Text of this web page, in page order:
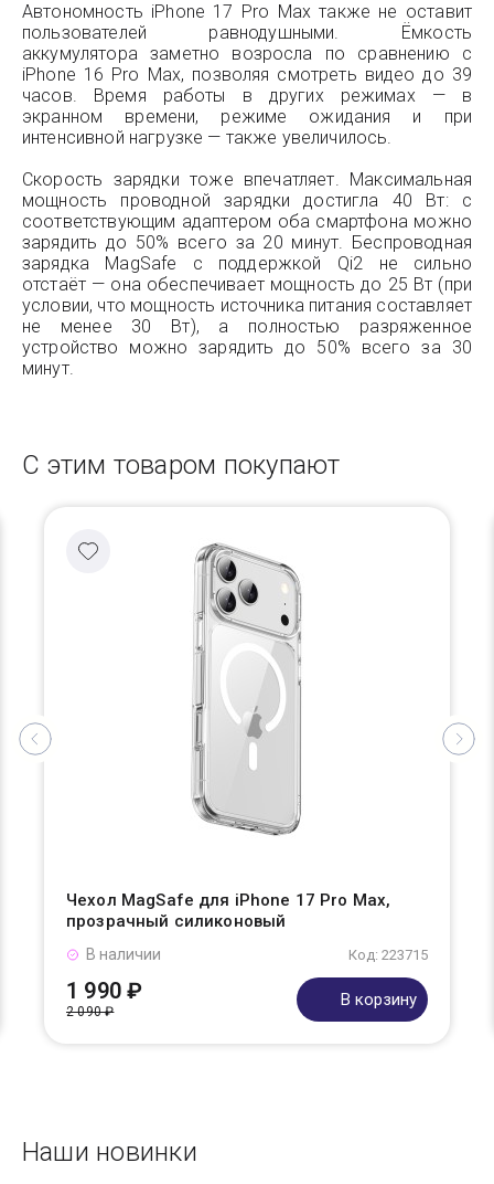
Автономность iPhone 17 Pro Max также не оставит
пользователей равнодушными. Ёмкость
аккумулятора заметно возросла по сравнению с
iPhone 16 Pro Max, позволяя смотреть видео до 39
часов. Время работы в других режимах — в
экранном времени, режиме ожидания и при
интенсивной нагрузке — также увеличилось.
Скорость зарядки тоже впечатляет. Максимальная
мощность проводной зарядки достигла 40 Вт: с
соответствующим адаптером оба смартфона можно
зарядить до 50% всего за 20 минут. Беспроводная
зарядка MagSafe с поддержкой Qi2 не сильно
отстаёт — она обеспечивает мощность до 25 Вт (при
условии, что мощность источника питания составляет
не менее 30 Вт), а полностью разряженное
устройство можно зарядить до 50% всего за 30
минут.
С этим товаром покупают
Чехол MagSafe для iPhone 17 Pro Max,
прозрачный силиконовый
Код: 223715
В наличии
1 990 ₽
2 090 ₽
В корзину
Наши новинки